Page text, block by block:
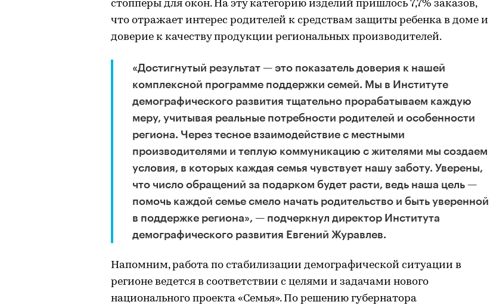
стопперы для окон. На эту категорию изделий пришлось 7,7% заказов,
что отражает интерес родителей к средствам защиты ребенка в доме и
доверие к качеству продукции региональных производителей.
«Достигнутый результат — это показатель доверия к нашей
комплексной программе поддержки семей. Мы в Институте
демографического развития тщательно прорабатываем каждую
меру, учитывая реальные потребности родителей и особенности
региона. Через тесное взаимодействие с местными
производителями и теплую коммуникацию с жителями мы создаем
условия, в которых каждая семья чувствует нашу заботу. Уверены,
что число обращений за подарком будет расти, ведь наша цель —
помочь каждой семье смело начать родительство и быть уверенной
в поддержке региона», — подчеркнул директор Института
демографического развития Евгений Журавлев.
Напомним, работа по стабилизации демографической ситуации в
регионе ведется в соответствии с целями и задачами нового
национального проекта «Семья». По решению губернатора